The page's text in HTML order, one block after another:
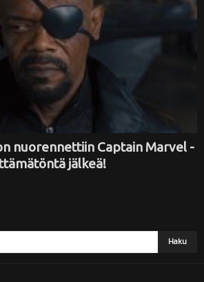
nuorennettiin Captain Marvel -
jälkeä!